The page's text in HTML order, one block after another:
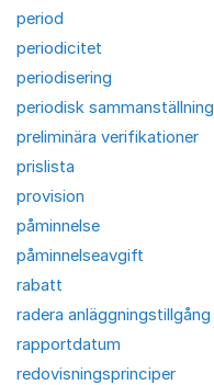
period
periodicitet
periodisering
periodisk sammanställning
preliminära verifikationer
prislista
provision
påminnelse
påminnelseavgift
rabatt
radera anläggningstillgång
rapportdatum
redovisningsprinciper